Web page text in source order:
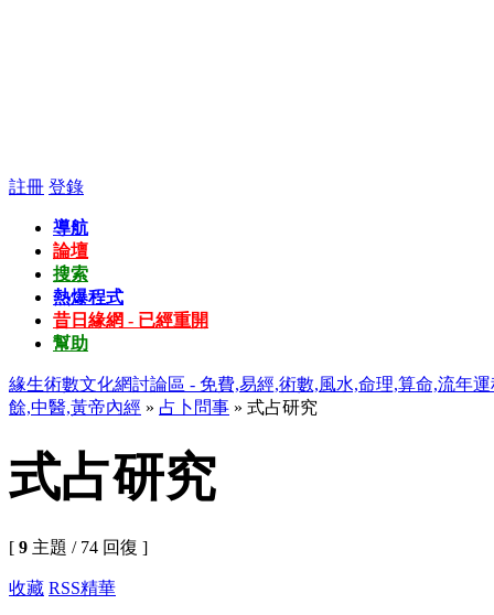
註冊 登錄
導航
論壇
搜索
熱爆程式
昔日緣網 - 已經重開
幫助
緣生術數文化網討論區 - 免費,易經,術數,風水,命理,算命,流年
餘,中醫,黃帝內經 » 占卜問事 » 式占研究
式占研究
[ 9 主題 / 74 回復 ]
收藏 RSS精華